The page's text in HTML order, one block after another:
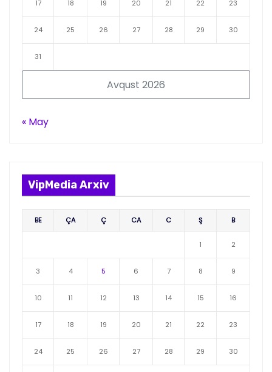
Avqust 2026
17 18 19 20 21 22 23
24 25 26 27 28 29 30
31
« May
VipMedia Arxiv
BE ÇA Ç CA C Ş B
1 2
3 4 5 6 7 8 9
10 11 12 13 14 15 16
17 18 19 20 21 22 23
24 25 26 27 28 29 30